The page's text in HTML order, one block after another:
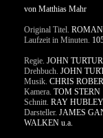
von Matthias Mahr
Original Titel.
Laufzeit in Minuten.
Regie. JOHN
Drehbuch. JOHN
Musik. CHRIS
Kamera. TOM STERN
Schnitt. RAY HUBLEY
Darsteller. JAMES
WALKEN u.a.